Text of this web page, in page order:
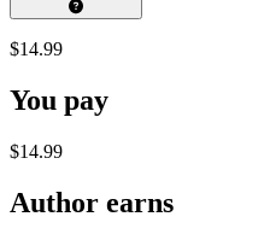
$14.99
You pay
$14.99
Author earns